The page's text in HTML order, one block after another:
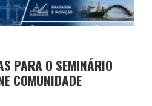
PARA O SEMINÁRIO
COMUNIDADE